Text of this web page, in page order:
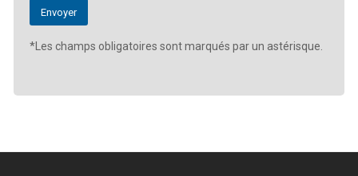
*Les champs obligatoires sont marqués par un astérisque.